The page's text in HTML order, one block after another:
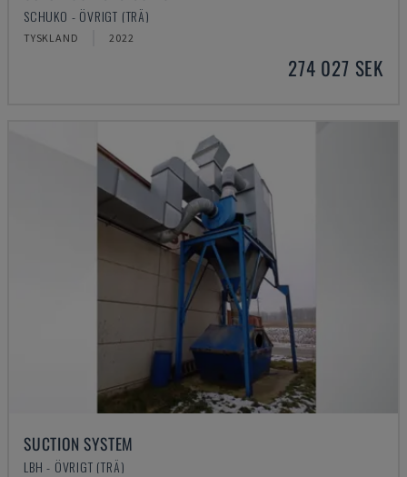
SCHUKO - ÖVRIGT (TRÄ)
TYSKLAND 2022
274 027 SEK
SUCTION SYSTEM
LBH - ÖVRIGT (TRÄ)